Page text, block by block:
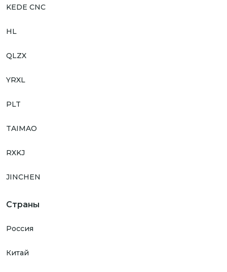
KEDE CNC
HL
QLZX
YRXL
PLT
TAIMAO
RXKJ
JINCHEN
Страны
Россия
Китай